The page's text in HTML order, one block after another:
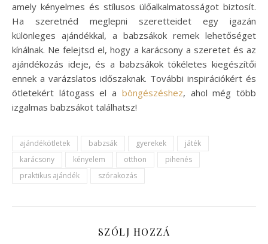
amely kényelmes és stílusos ülőalkalmatosságot biztosít.
Ha szeretnéd meglepni szeretteidet egy igazán
különleges ajándékkal, a babzsákok remek lehetőséget
kínálnak. Ne felejtsd el, hogy a karácsony a szeretet és az
ajándékozás ideje, és a babzsákok tökéletes kiegészítői
ennek a varázslatos időszaknak. További inspirációkért és
ötletekért látogass el a böngészéshez, ahol még több
izgalmas babzsákot találhatsz!
ajándékötletek babzsák gyerekek
játék
karácsony
kényelem otthon
pihenés
praktikus ajándék
szórakozás
SZÓLJ HOZZÁ